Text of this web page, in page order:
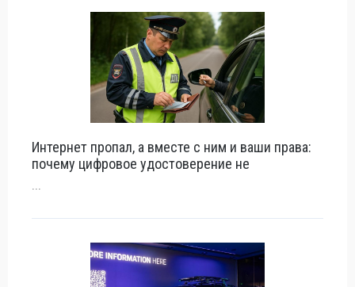
Интернет пропал, а вместе с ним и ваши права:
почему цифровое удостоверение не
...